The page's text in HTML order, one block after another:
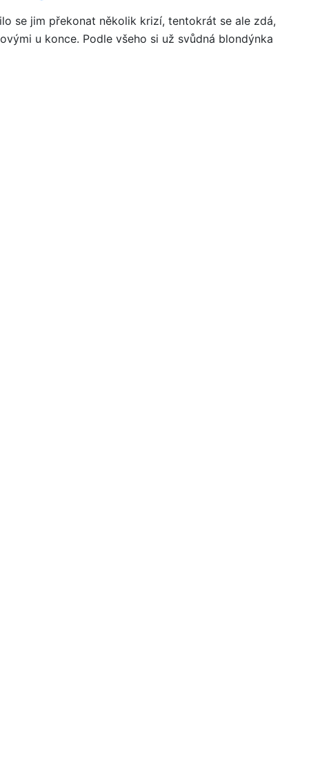
se jim překonat několik krizí, tentokrát se ale zdá,
u konce. Podle všeho si už svůdná blondýnka